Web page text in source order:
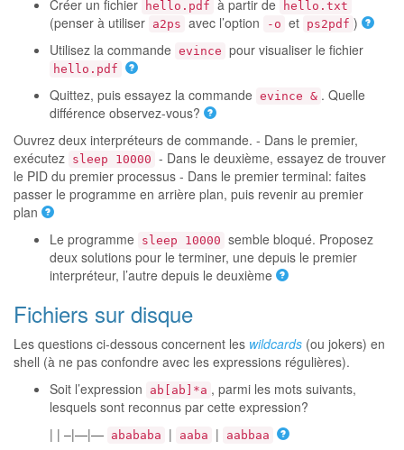
Créer un fichier
hello.pdf à partir de hello.txt
(penser à utiliser a2ps avec l’option -o et ps2pdf )
Utilisez la commande evince pour visualiser le fichier
hello.pdf
Quittez, puis essayez la commande evince & . Quelle
différence observez-vous?
Ouvrez deux interpréteurs de commande. - Dans le premier,
exécutez sleep 10000 - Dans le deuxième, essayez de trouver
le PID du premier processus - Dans le premier terminal: faites
passer le programme en arrière plan, puis revenir au premier
plan
Le programme sleep 10000 semble bloqué. Proposez
deux solutions pour le terminer, une depuis le premier
interpréteur, l’autre depuis le deuxième
Fichiers sur disque
Les questions ci-dessous concernent les wildcards (ou jokers) en
shell (à ne pas confondre avec les expressions régulières).
Soit l’expression
ab[ab]*a , parmi les mots suivants,
lesquels sont reconnus par cette expression?
| | –|—|— abababa | aaba | aabbaa